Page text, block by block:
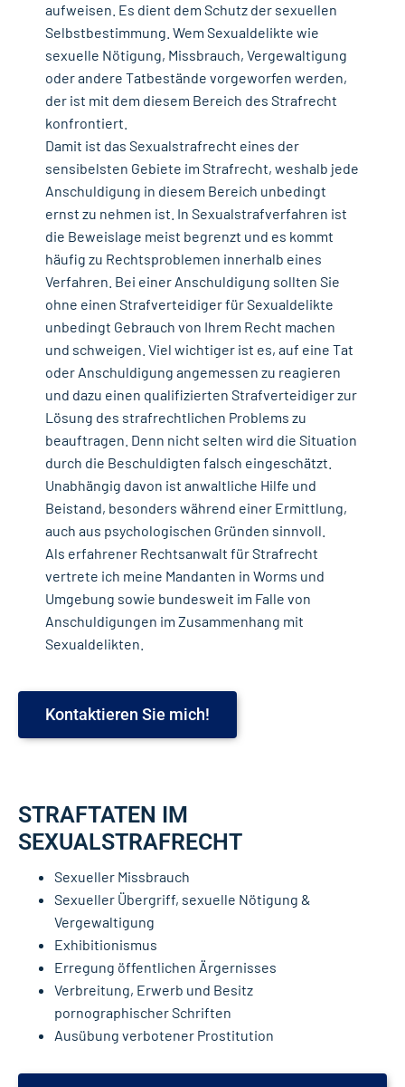
aufweisen. Es dient dem Schutz der sexuellen
Selbstbestimmung. Wem Sexualdelikte wie
sexuelle Nötigung, Missbrauch, Vergewaltigung
oder andere Tatbestände vorgeworfen werden,
der ist mit dem diesem Bereich des Strafrecht
konfrontiert.
Damit ist das Sexualstrafrecht eines der
sensibelsten Gebiete im Strafrecht, weshalb jede
Anschuldigung in diesem Bereich unbedingt
ernst zu nehmen ist. In Sexualstrafverfahren ist
die Beweislage meist begrenzt und es kommt
häufig zu Rechtsproblemen innerhalb eines
Verfahren. Bei einer Anschuldigung sollten Sie
ohne einen Strafverteidiger für Sexualdelikte
unbedingt Gebrauch von Ihrem Recht machen
und schweigen. Viel wichtiger ist es, auf eine Tat
oder Anschuldigung angemessen zu reagieren
und dazu einen qualifizierten Strafverteidiger zur
Lösung des strafrechtlichen Problems zu
beauftragen. Denn nicht selten wird die Situation
durch die Beschuldigten falsch eingeschätzt.
Unabhängig davon ist anwaltliche Hilfe und
Beistand, besonders während einer Ermittlung,
auch aus psychologischen Gründen sinnvoll.
Als erfahrener Rechtsanwalt für Strafrecht
vertrete ich meine Mandanten in Worms und
Umgebung sowie bundesweit im Falle von
Anschuldigungen im Zusammenhang mit
Sexualdelikten.
Kontaktieren Sie mich!
STRAFTATEN IM
SEXUALSTRAFRECHT
Sexueller Missbrauch
Sexueller Übergriff, sexuelle Nötigung &
Vergewaltigung
Exhibitionismus
Erregung öffentlichen Ärgernisses
Verbreitung, Erwerb und Besitz
pornographischer Schriften
Ausübung verbotener Prostitution